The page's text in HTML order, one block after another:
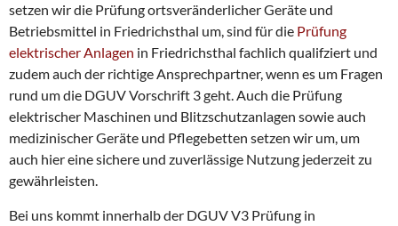
setzen wir die Prüfung ortsveränderlicher Geräte und
Betriebsmittel in Friedrichsthal um, sind für die Prüfung
elektrischer Anlagen in Friedrichsthal fachlich qualifziert und
zudem auch der richtige Ansprechpartner, wenn es um Fragen
rund um die DGUV Vorschrift 3 geht. Auch die Prüfung
elektrischer Maschinen und Blitzschutzanlagen sowie auch
medizinischer Geräte und Pflegebetten setzen wir um, um
auch hier eine sichere und zuverlässige Nutzung jederzeit zu
gewährleisten.
Bei uns kommt innerhalb der DGUV V3 Prüfung in